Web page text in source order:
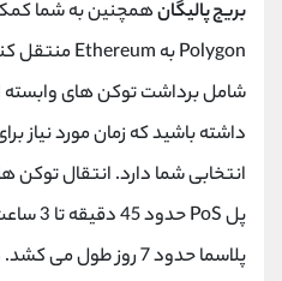
بریج پالیگانهمچنین به شما کمک
Polygonبه Ethereumمنتقل
شامل برداشت توکن های وابسته
داشته باشید که زمان مورد نیاز
انتخابی شما دارد. انتقال توکن ها
پلPoS
حدود
پلاسما حدود 7 روز